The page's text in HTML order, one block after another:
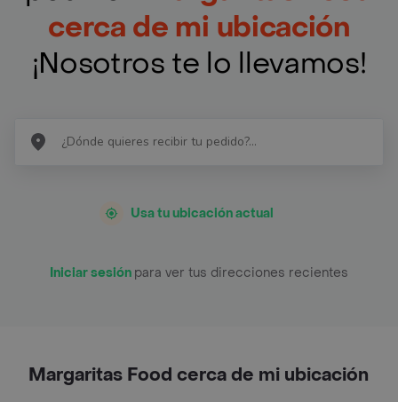
cerca de mi ubicación
¡Nosotros te lo llevamos!
Usa tu ubicación actual
Iniciar sesión para ver tus direcciones recientes
Margaritas Food cerca de mi ubicación